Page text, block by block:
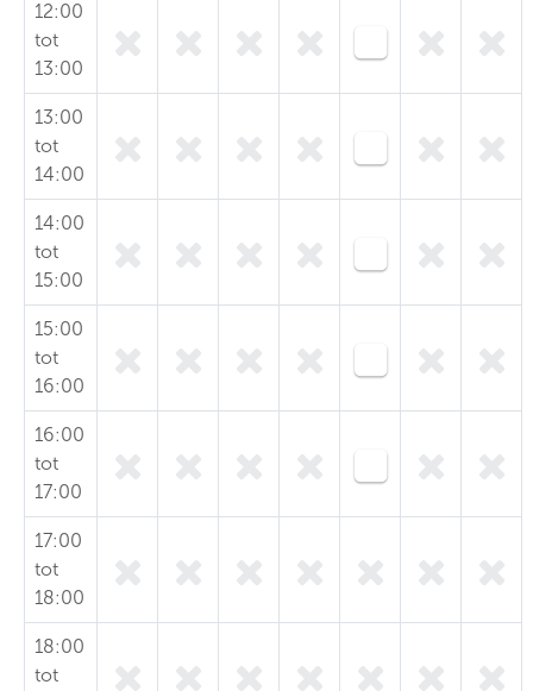
12:00
tot
13:00
13:00
tot
14:00
14:00
tot
15:00
15:00
tot
16:00
16:00
tot
17:00
17:00
tot
18:00
18:00
tot